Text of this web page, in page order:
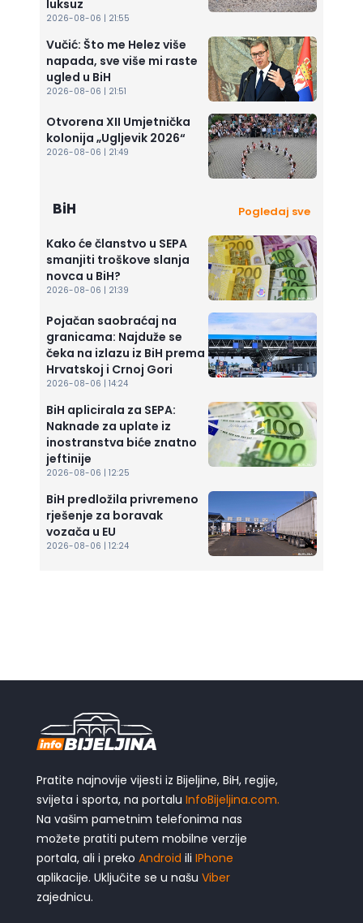
luksuz
2026-08-06 | 21:55
Vučić: Što me Helez više
napada, sve više mi raste
ugled u BiH
2026-08-06 | 21:51
Otvorena XII Umjetnička
kolonija „Ugljevik 2026“
2026-08-06 | 21:49
BiH Pogledaj sve
Kako će članstvo u SEPA
smanjiti troškove slanja
novca u BiH?
2026-08-06 | 21:39
Pojačan saobraćaj na
granicama: Najduže se
čeka na izlazu iz BiH prema
Hrvatskoj i Crnoj Gori
2026-08-06 | 14:24
BiH aplicirala za SEPA:
Naknade za uplate iz
inostranstva biće znatno
jeftinije
2026-08-06 | 12:25
BiH predložila privremeno
rješenje za boravak
vozača u EU
2026-08-06 | 12:24
Pratite najnovije vijesti iz Bijeljine, BiH, regije,
svijeta i sporta, na portalu InfoBijeljina.com.
Na vašim pametnim telefonima nas
možete pratiti putem mobilne verzije
portala, ali i preko Android ili IPhone
aplikacije. Uključite se u našu Viber
zajednicu.